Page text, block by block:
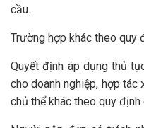
cầu.
Trường hợp khác theo quy
Quyết định áp dụng thủ
cho doanh nghiệp, hợp tác
chủ thể khác theo quy định